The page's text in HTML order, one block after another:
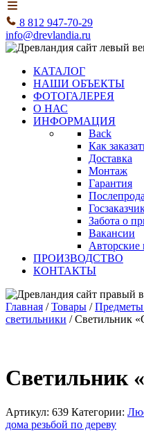
8 812 947-70-29
info@drevlandia.ru
КАТАЛОГ
НАШИ ОБЪЕКТЫ
ФОТОГАЛЕРЕЯ
О НАС
ИНФОРМАЦИЯ
Back
Как
Доставка
Монтаж
Гарантия
Забота о
Вакансии
Авторские
ПРОИЗВОДСТВО
КОНТАКТЫ
Главная /Товары /Предметы
светильники /Светильник
Светильник
Артикул: 639 Категории:
дома резьбой по дереву